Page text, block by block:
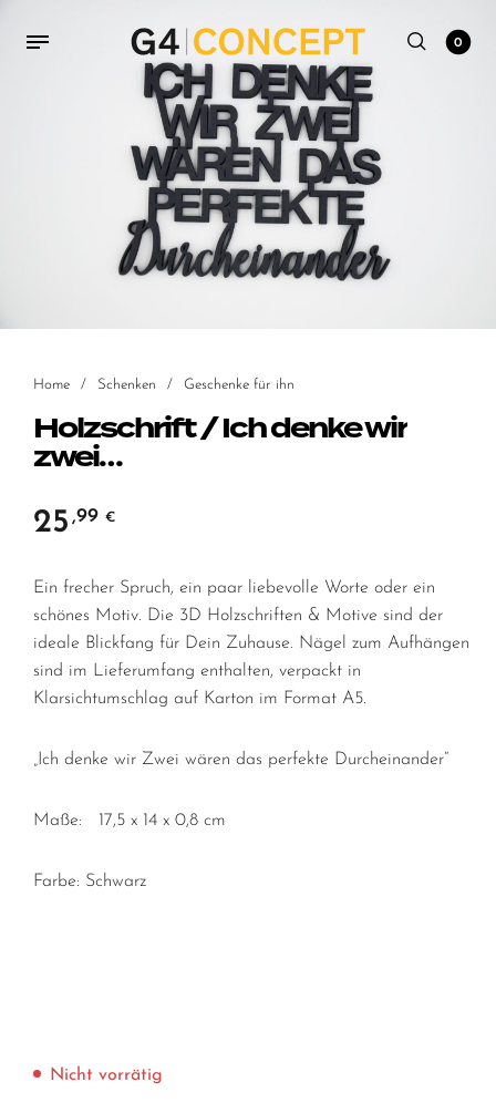
0
Home / Schenken / Geschenke für ihn
Holzschrift / Ich denke wir
zwei…
25 ,99 €
Ein frecher Spruch, ein paar liebevolle Worte oder ein
schönes Motiv. Die 3D Holzschriften & Motive sind der
ideale Blickfang für Dein Zuhause. Nägel zum Aufhängen
sind im Lieferumfang enthalten, verpackt in
Klarsichtumschlag auf Karton im Format A5.
„Ich denke wir Zwei wären das perfekte Durcheinander“
Maße: 17,5 x 14 x 0,8 cm
Farbe: Schwarz
Nicht vorrätig